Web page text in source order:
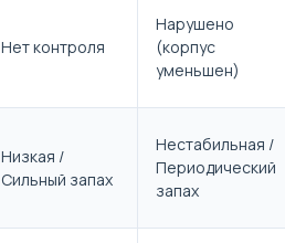
Нет контроля
Нарушено
(корпус
уменьшен)
Низкая /
Сильный запах
Нестабильная /
Периодический
запах